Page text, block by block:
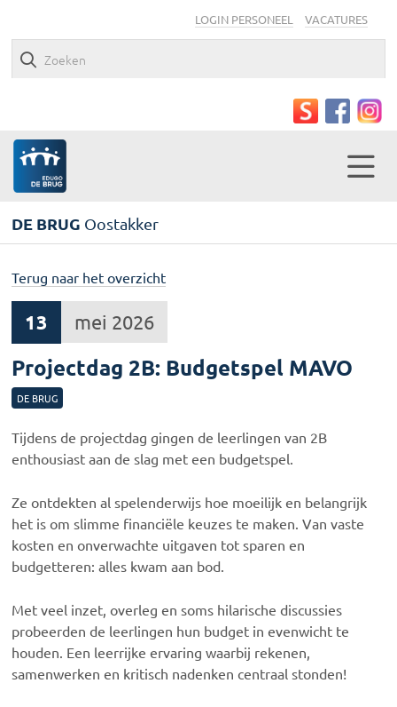
LOGIN PERSONEEL VACATURES
DE BRUG Oostakker
Terug naar het overzicht
13 mei 2026
Projectdag 2B: Budgetspel MAVO
DE BRUG
Tijdens de projectdag gingen de leerlingen van 2B
enthousiast aan de slag met een budgetspel.
Ze ontdekten al spelenderwijs hoe moeilijk en belangrijk
het is om slimme financiële keuzes te maken. Van vaste
kosten en onverwachte uitgaven tot sparen en
budgetteren: alles kwam aan bod.
Met veel inzet, overleg en soms hilarische discussies
probeerden de leerlingen hun budget in evenwicht te
houden. Een leerrijke ervaring waarbij rekenen,
samenwerken en kritisch nadenken centraal stonden!